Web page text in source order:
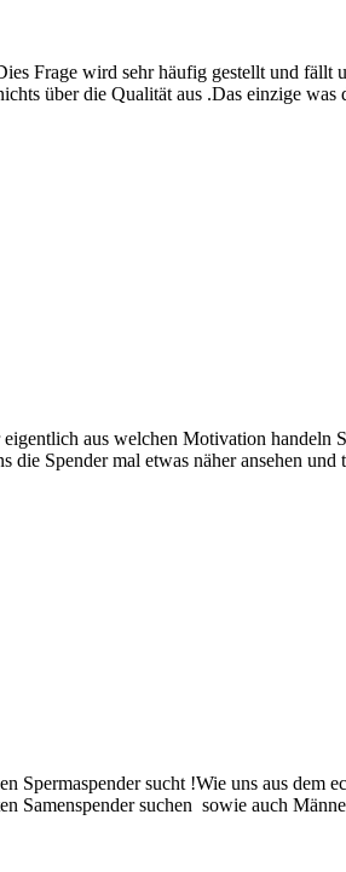
Frage wird sehr häufig gestellt und fällt
über die Qualität aus .Das einzige
aus welchen Motivation handeln
Spender mal etwas näher ansehen
Spermaspender sucht !Wie uns aus
suchen sowie auch